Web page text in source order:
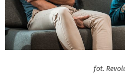
fot.